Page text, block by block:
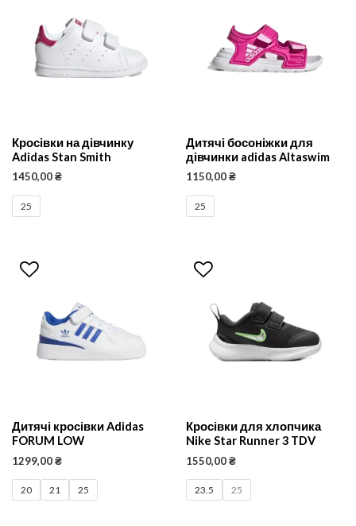
Кросівки на дівчинку
Adidas Stan Smith
1450,00₴
25
Дитячі босоніжки для
дівчинки adidas Altaswim
1150,00₴
25
Дитячі кросівки Adidas
FORUM LOW
1299,00₴
20 21 25
Кросівки для хлопчика
Nike Star Runner 3 TDV
1550,00₴
23.5 25